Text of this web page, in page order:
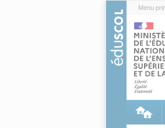
Menu